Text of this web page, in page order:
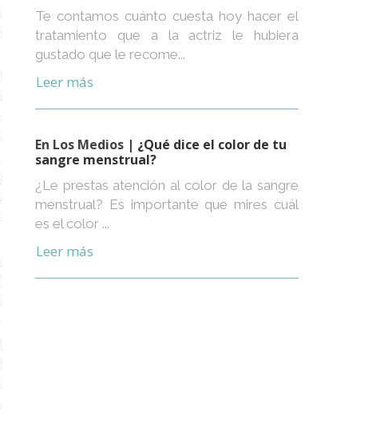
Te contamos cuánto cuesta hoy hacer el
tratamiento que a la actriz le hubiera
gustado que le recome...
Leer más
En Los Medios | ¿Qué dice el color de tu
sangre menstrual?
¿Le prestas atención al color de la sangre
menstrual? Es importante que mires cuál
es el color ...
Leer más